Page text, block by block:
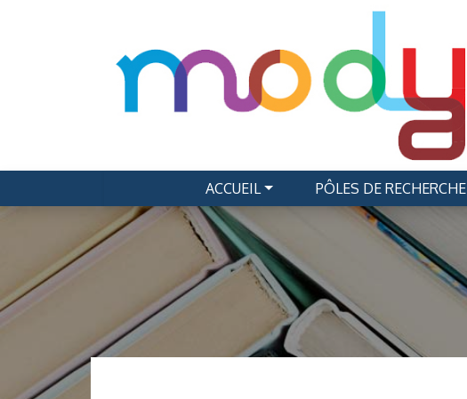
Navigation principale
ACCUEIL PÔLES DE RECHERCHE